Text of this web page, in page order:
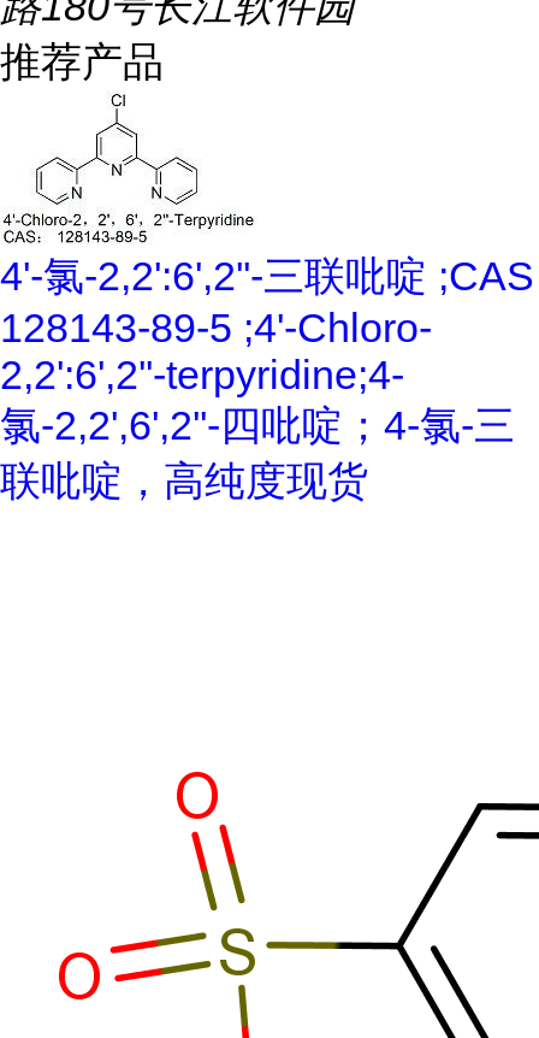
推荐产品
4'-氯-2,2':6',2''-三联吡啶 ;CAS
128143-89-5 ;4'-Chloro-
2,2':6',2''-terpyridine;4-
氯-2,2',6',2''-四吡啶；4-氯-三
联吡啶，高纯度现货